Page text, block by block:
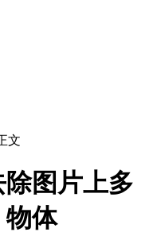
文
图片上多
物体